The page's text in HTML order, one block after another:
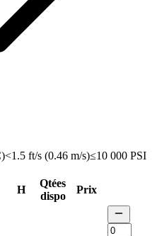
<1.5 ft/s (0.46 m/s)≤10 000 PSI
H
Qtées
dispo
Prix